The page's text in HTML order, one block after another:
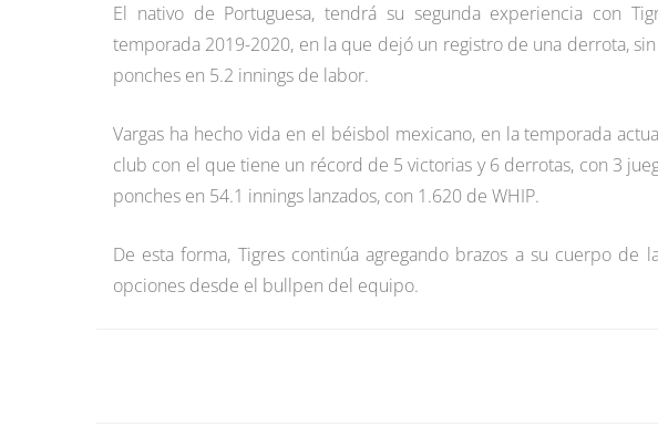
El nativo de Portuguesa, tendrá su segunda experiencia con
temporada 2019-2020, en la que dejó un registro de una derrota,
ponches en 5.2 innings de labor.
Vargas ha hecho vida en el béisbol mexicano, en la temporada
club con el que tiene un récord de 5 victorias y 6 derrotas, con 3
ponches en 54.1 innings lanzados, con 1.620 de WHIP.
De esta forma, Tigres continúa agregando brazos a su cuerpo de
opciones desde el bullpen del equipo.